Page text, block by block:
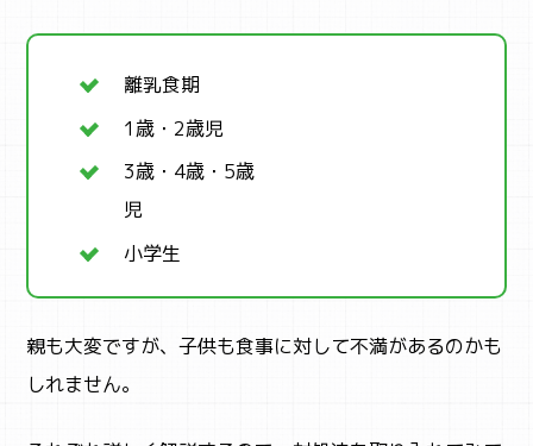
離乳食期
1歳・2歳児
3歳・4歳・5歳
児
小学生
親も大変ですが、子供も食事に対して不満があるのかも
しれません。